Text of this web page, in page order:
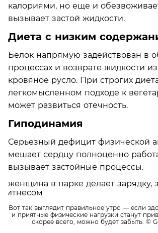
калориями, но еще и
вызывает застой жидкости.
Диета с низким
Белок напрямую задействован в
процессах и возврате жидкости
кровяное русло. При строгих
легкомысленном подходе к
может развиться отечность.
Гиподинамия
Серьезный дефицит физической
мешает сердцу полноценно
вызывает застойные процессы.
Вот так выглядит правильное утро — если
и приятные физические нагрузки станут
скорее всего, можно будет забыть. ©